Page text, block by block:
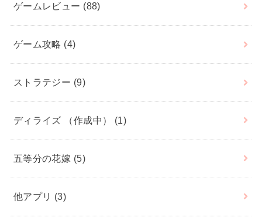
ゲームレビュー (88)
ゲーム攻略 (4)
ストラテジー (9)
ディライズ （作成中） (1)
五等分の花嫁 (5)
他アプリ (3)